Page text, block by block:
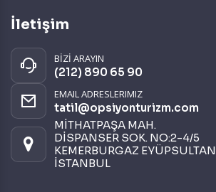
İletişim
BİZİ ARAYIN
(212) 890 65 90
EMAIL ADRESLERIMIZ
tatil@opsiyonturizm.com
MİTHATPAŞA MAH.
DİSPANSER SOK. NO:2-4/5
KEMERBURGAZ EYÜPSULTAN
İSTANBUL